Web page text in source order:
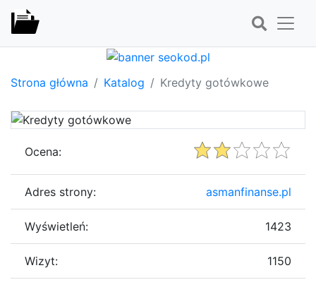
Strona główna Katalog Kredyty gotówkowe
Ocena:
Adres strony: asmanfinanse.pl
Wyświetleń: 1423
Wizyt: 1150